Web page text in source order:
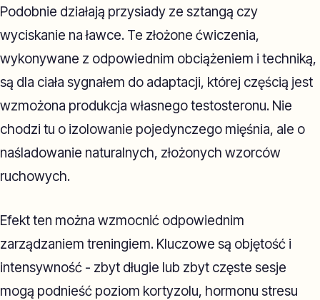
Podobnie działają przysiady ze sztangą czy
wyciskanie na ławce. Te złożone ćwiczenia,
wykonywane z odpowiednim obciążeniem i techniką,
są dla ciała sygnałem do adaptacji, której częścią jest
wzmożona produkcja własnego testosteronu. Nie
chodzi tu o izolowanie pojedynczego mięśnia, ale o
naśladowanie naturalnych, złożonych wzorców
ruchowych.
Efekt ten można wzmocnić odpowiednim
zarządzaniem treningiem. Kluczowe są objętość i
intensywność - zbyt długie lub zbyt częste sesje
mogą podnieść poziom kortyzolu, hormonu stresu